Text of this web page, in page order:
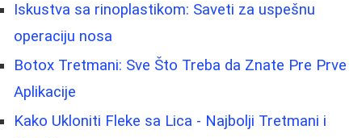
Iskustva sa rinoplastikom: Saveti za uspešnu
operaciju nosa
Botox Tretmani: Sve Što Treba da Znate Pre Prve
Aplikacije
Kako Ukloniti Fleke sa Lica - Najbolji Tretmani i